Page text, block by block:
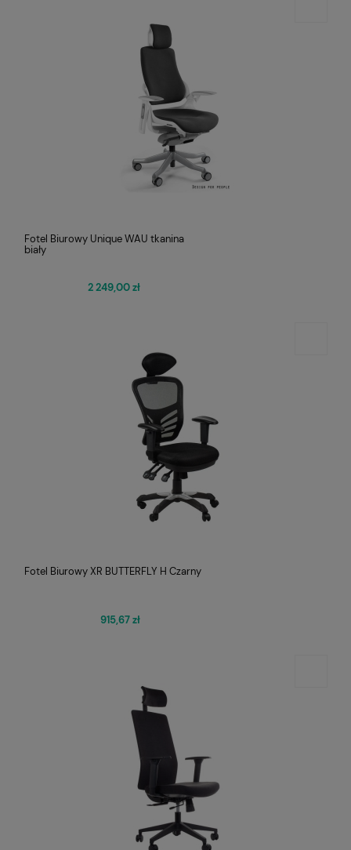
Fotel Biurowy Unique WAU tkanina
biały
2 249,00 zł
Fotel Biurowy XR BUTTERFLY H Czarny
915,67 zł